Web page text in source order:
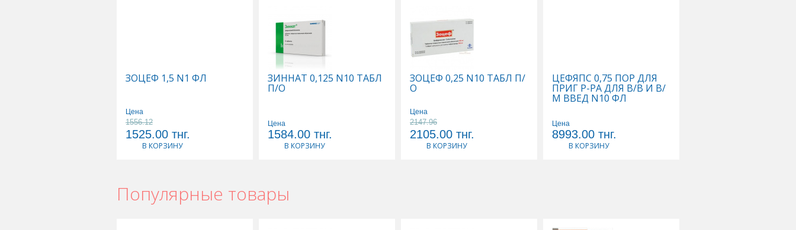
ЗОЦЕФ 1,5 N1 ФЛ
Цена
1556.12
1525.00 тнг.
В КОРЗИНУ
ЗИННАТ 0,125 N10 ТАБЛ
П/О
Цена
1584.00 тнг.
В КОРЗИНУ
ЗОЦЕФ 0,25 N10 ТАБЛ П/
О
Цена
2147.96
2105.00 тнг.
В КОРЗИНУ
ЦЕФЯПС 0,75 ПОР ДЛЯ
ПРИГ Р-РА ДЛЯ В/В И В/
М ВВЕД N10 ФЛ
Цена
8993.00 тнг.
В КОРЗИНУ
Популярные товары